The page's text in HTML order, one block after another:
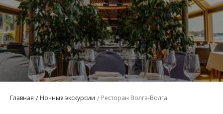
Главная Ночные экскурсии Ресторан Волга-Волга